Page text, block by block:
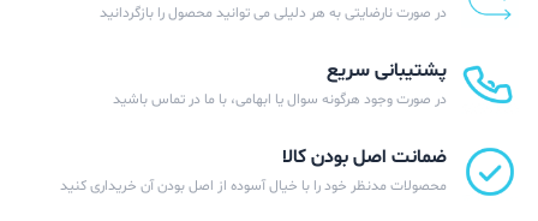
در صورت نارضایتی به هر دلیلی می توانید محصول را بازگردانید
پشتیبانی سریع
در صورت وجود هرگونه سوال یا ابهامی، با ما در تماس باشید
ضمانت اصل بودن کالا
محصولات مدنظر خود را با خیال آسوده از اصل بودن آن خریداری کنید